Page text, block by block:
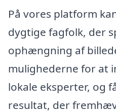
På vores platform
dygtige fagfolk, der
ophængning af
mulighederne for at
lokale eksperter, og
resultat, der